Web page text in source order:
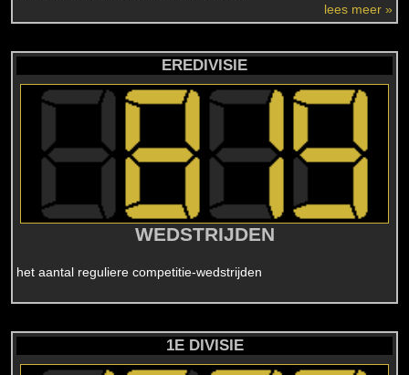
lees meer »
EREDIVISIE
WEDSTRIJDEN
het aantal reguliere competitie-wedstrijden
1E DIVISIE